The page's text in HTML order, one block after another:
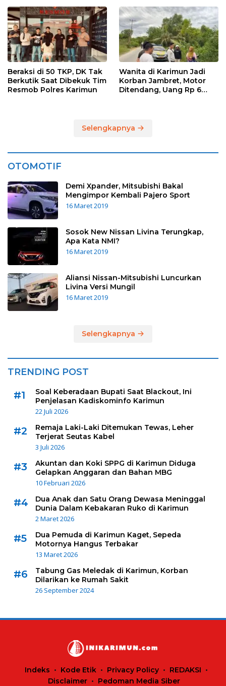
Tersangka Diamankan
Beraksi di 50 TKP, DK Tak
Berkutik Saat Dibekuk Tim
Resmob Polres Karimun
Wanita di Karimun Jadi
Korban Jambret, Motor
Ditendang, Uang Rp 6
Selengkapnya
OTOMOTIF
Demi Xpander, Mitsubishi Bakal
Mengimpor Kembali Pajero Sport
16 Maret 2019
Sosok New Nissan Livina Terungkap,
Apa Kata NMI?
16 Maret 2019
Aliansi Nissan-Mitsubishi Luncurkan
Livina Versi Mungil
16 Maret 2019
Selengkapnya
TRENDING POST
#1
Soal Keberadaan Bupati Saat Blackout, Ini
Penjelasan Kadiskominfo Karimun
22 Juli 2026
#2
Remaja Laki-Laki Ditemukan Tewas, Leher
Terjerat Seutas Kabel
3 Juli 2026
#3
Akuntan dan Koki SPPG di Karimun Diduga
Gelapkan Anggaran dan Bahan MBG
10 Februari 2026
#4
Dua Anak dan Satu Orang Dewasa Meninggal
Dunia Dalam Kebakaran Ruko di Karimun
2 Maret 2026
#5
Dua Pemuda di Karimun Kaget, Sepeda
Motornya Hangus Terbakar
13 Maret 2026
#6
Tabung Gas Meledak di Karimun, Korban
Dilarikan ke Rumah Sakit
26 September 2024
Indeks Kode Etik Privacy Policy
REDAKSI
Disclaimer
Pedoman Media Siber